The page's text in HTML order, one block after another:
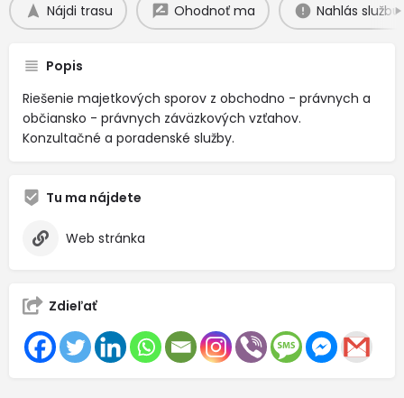
Nájdi trasu Ohodnoť ma Nahlás službu
Popis
Riešenie majetkových sporov z obchodno - právnych a
občiansko - právnych záväzkových vzťahov.
Konzultačné a poradenské služby.
Tu ma nájdete
Web stránka
Zdieľať